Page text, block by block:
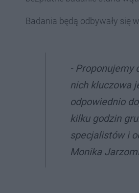
Badania będą odbywały się
- Proponujemy
nich kluczowa
odpowiednio
kilku godzin
specjalistów i
Monika